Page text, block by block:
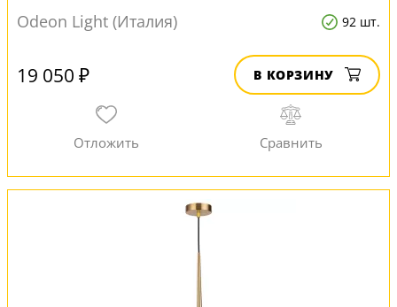
Odeon Light (Италия)
92 шт.
19 050 ₽ В КОРЗИНУ